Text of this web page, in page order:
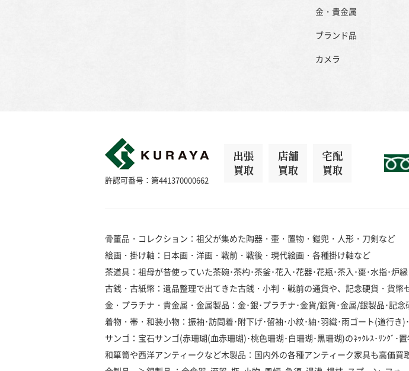
金・貴金属
ブランド品
カメラ
許認可番号：第441370000662
出張
買取
店舗
買取
宅配
買取
骨董品・コレクション：祖父が集めた陶器・壷・置物・鎧兜・人形・刀剣など
絵画・掛け軸：日本画・洋画・戦前・戦後・現代絵画・各種掛け軸など
茶道具：祖母が昔使っていた茶碗･茶杓･茶釜･花入･花器･花瓶･茶入･棗･水指･炉
古銭・古紙幣：遺品整理で出てきた古銭・小判・戦前の通貨や、記念硬貨・貨幣
金・プラチナ・貴金属・金属製品：金･銀･プラチナ･金貨/銀貨･金属/銀製品･記
着物・帯・和装小物：振袖･訪問着･附下げ･留袖･小紋･紬･羽織･雨ゴート(道行き
サンゴ：宝石サンゴ(赤珊瑚(血赤珊瑚)･桃色珊瑚･白珊瑚･黒珊瑚)のﾈｯｸﾚｽ･ﾘﾝｸﾞ･
和箪笥や西洋アンティークなど木製品：国内外の各種アンティーク家具も高価買